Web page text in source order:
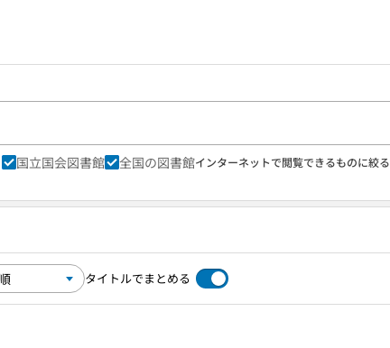
国立国会図書館 全国の図書館インターネットで閲覧できるものに絞る
タイトルでまとめる